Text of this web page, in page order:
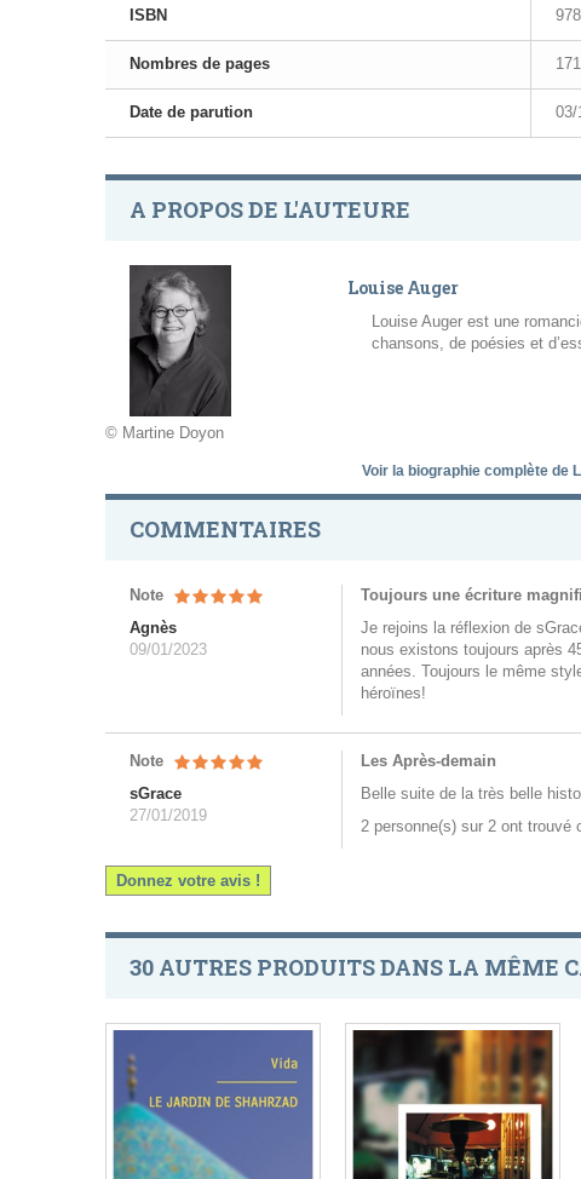
ISBN
Nombres de pages 171
Date de parution 03/
A PROPOS DE L'AUTEURE
© Martine Doyon
Louise Auger
Louise Auger est une
chansons, de poésies et
Voir la biographie complète de
COMMENTAIRES
Note
Agnès
09/01/2023
Toujours une écriture
Je rejoins la réflexion de
nous existons toujours après
années. Toujours le même
héroïnes!
Note
sGrace
27/01/2019
Les Après-demain
Belle suite de la très belle
2 personne(s) sur 2 ont trouvé
Donnez votre avis !
30 AUTRES PRODUITS DANS LA MÊME